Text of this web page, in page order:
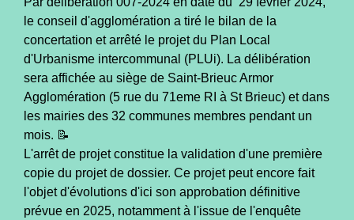
le conseil d'agglomération a tiré le bilan de la
concertation et arrêté le projet du Plan Local
d'Urbanisme intercommunal (PLUi). La délibération
sera affichée au siège de Saint-Brieuc Armor
Agglomération (5 rue du 71eme RI à St Brieuc) et dans
les mairies des 32 communes membres pendant un
mois. 📝
L'arrêt de projet constitue la validation d'une première
copie du projet de dossier. Ce projet peut encore fait
l'objet d'évolutions d'ici son approbation définitive
prévue en 2025, notamment à l'issue de l'enquête